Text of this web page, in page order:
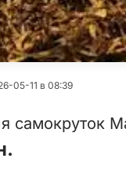
05-11 в 08:39
самокруток